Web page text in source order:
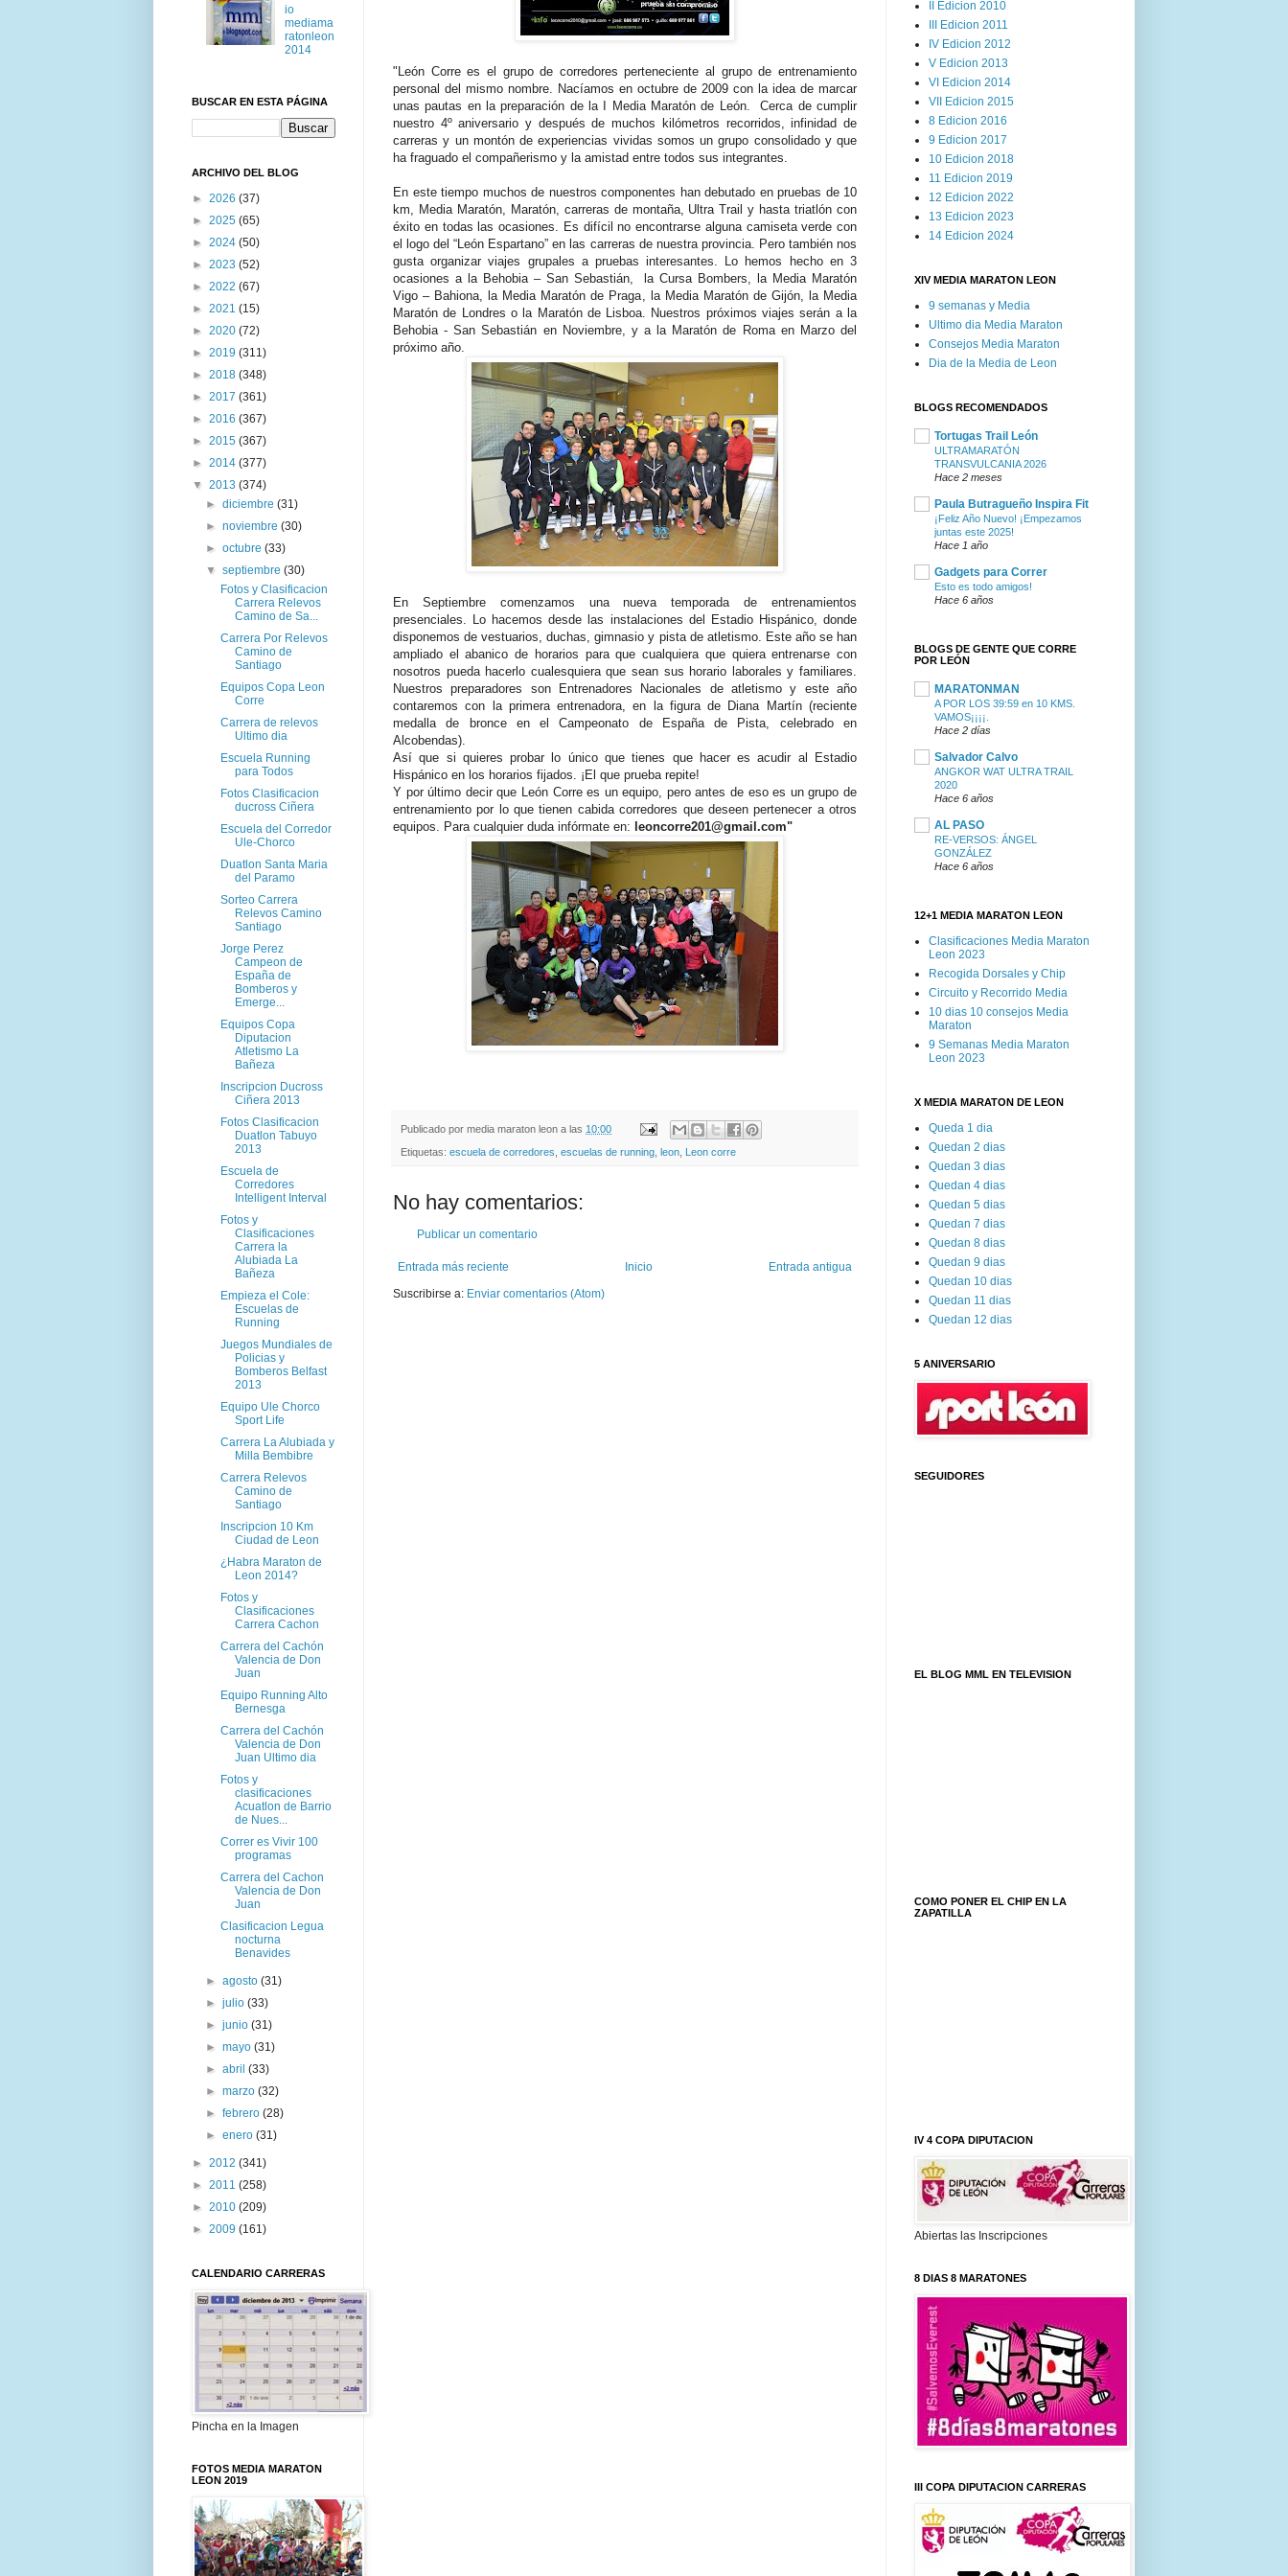
" León Corre es el grupo de corredores perteneciente al grupo de entrenamiento
personal del mismo nombre. Nacíamos en octubre de 2009 con la idea de marcar
unas pautas en la preparación de la I Media Maratón de León.
Cerca de cumplir
nuestro 4º aniversario y después de muchos kilómetros recorridos, infinidad de
carreras y un montón de experiencias vividas somos un grupo consolidado y que
ha fraguado el compañerismo y la amistad entre todos sus integrantes.
En este tiempo muchos de nuestros componentes han debutado en pruebas de 10
km, Media Maratón, Maratón, carreras de montaña, Ultra Trail y hasta triatlón con
éxito en todas las ocasiones. Es difícil no encontrarse alguna camiseta verde con
el logo del “León Espartano” en las carreras de nuestra provincia. Pero también nos
gusta organizar viajes grupales a pruebas interesantes. Lo hemos hecho en 3
ocasiones a la Behobia – San Sebastián, la Cursa Bombers, la Media Maratón
Vigo – Bahiona, la Media Maratón de Praga, la Media Maratón de Gijón, la Media
Maratón de Londres o la Maratón de Lisboa. Nuestros próximos viajes serán a la
Behobia - San Sebastián en Noviembre, y a la Maratón de Roma en Marzo del
próximo año.
En Septiembre comenzamos una nueva temporada de entrenamientos
presenciales. Lo hacemos desde las instalaciones del Estadio Hispánico, donde
disponemos de vestuarios, duchas, gimnasio y pista de atletismo. Este año se han
ampliado el abanico de horarios para que cualquiera que quiera entrenarse con
nosotros pueda hacerlo cualesquiera que sean sus horario laborales y familiares.
Nuestros preparadores son Entrenadores Nacionales de atletismo y este año
contaremos con la primera entrenadora, en la figura de Diana Martín (reciente
medalla de bronce en el Campeonato de España de Pista, celebrado en
Alcobendas).
Así que si quieres probar lo único que tienes que hacer es acudir al Estadio
Hispánico en los horarios fijados. ¡El que prueba repite!
Y por último decir que León Corre es un equipo, pero antes de eso es un grupo de
entrenamiento por lo que tienen cabida corredores que deseen pertenecer a otros
equipos. Para cualquier duda infórmate en: leoncorre201@gmail.com"
Publicado por media maraton leon a las 10:00
Etiquetas: escuela de corredores escuelas de running leon Leon corre
No hay comentarios:
Publicar un comentario
Entrada más reciente Entrada antigua
Inicio
Suscribirse a: Enviar comentarios (Atom)
io
mediama
ratonleon
2014
BUSCAR EN ESTA PÁGINA
ARCHIVO DEL BLOG
► 2026 (37)
► 2025 (65)
► 2024 (50)
► 2023 (52)
► 2022 (67)
► 2021 (15)
► 2020 (72)
► 2019 (311)
► 2018 (348)
► 2017 (361)
► 2016 (367)
► 2015 (367)
► 2014 (377)
▼ 2013 (374)
►diciembre(31)
►noviembre(30)
►octubre(33)
▼septiembre(30)
Fotos y Clasificacion
Carrera Relevos
Camino de Sa...
Carrera Por Relevos
Camino de
Santiago
Equipos Copa Leon
Corre
Carrera de relevos
Ultimo dia
Escuela Running
para Todos
Fotos Clasificacion
ducross Ciñera
Escuela del Corredor
Ule-Chorco
Duatlon Santa Maria
del Paramo
Sorteo Carrera
Relevos Camino
Santiago
Jorge Perez
Campeon de
España de
Bomberos y
Emerge...
Equipos Copa
Diputacion
Atletismo La
Bañeza
Inscripcion Ducross
Ciñera 2013
Fotos Clasificacion
Duatlon Tabuyo
2013
Escuela de
Corredores
Intelligent Interval
Fotos y
Clasificaciones
Carrera la
Alubiada La
Bañeza
Empieza el Cole:
Escuelas de
Running
Juegos Mundiales de
Policias y
Bomberos Belfast
2013
Equipo Ule Chorco
Sport Life
Carrera La Alubiada y
Milla Bembibre
Carrera Relevos
Camino de
Santiago
Inscripcion 10 Km
Ciudad de Leon
¿Habra Maraton de
Leon 2014?
Fotos y
Clasificaciones
Carrera Cachon
Carrera del Cachón
Valencia de Don
Juan
Equipo Running Alto
Bernesga
Carrera del Cachón
Valencia de Don
Juan Ultimo dia
Fotos y
clasificaciones
Acuatlon de Barrio
de Nues...
Correr es Vivir 100
programas
Carrera del Cachon
Valencia de Don
Juan
Clasificacion Legua
nocturna
Benavides
►agosto(31)
►julio(33)
►junio(31)
►mayo(31)
►abril(33)
►marzo(32)
►febrero(28)
►enero(31)
► 2012 (341)
► 2011 (258)
► 2010 (209)
► 2009 (161)
CALENDARIO CARRERAS
Pincha en la Imagen
FOTOS MEDIA MARATON
LEON 2019
II Edicion 2010
III Edicion 2011
IV Edicion 2012
V Edicion 2013
VI Edicion 2014
VII Edicion 2015
8 Edicion 2016
9 Edicion 2017
10 Edicion 2018
11 Edicion 2019
12 Edicion 2022
13 Edicion 2023
14 Edicion 2024
XIV MEDIA MARATON LEON
9 semanas y Media
Ultimo dia Media Maraton
Consejos Media Maraton
Dia de la Media de Leon
BLOGS RECOMENDADOS
Tortugas Trail León
ULTRAMARATÓN
TRANSVULCANIA 2026
Hace 2 meses
Paula Butragueño Inspira Fit
¡Feliz Año Nuevo! ¡Empezamos
juntas este 2025!
Hace 1 año
Gadgets para Correr
Esto es todo amigos!
Hace 6 años
BLOGS DE GENTE QUE CORRE
POR LEÓN
MARATONMAN
A POR LOS 39:59 en 10 KMS.
VAMOS¡¡¡¡.
Hace 2 días
Salvador Calvo
ANGKOR WAT ULTRA TRAIL
2020
Hace 6 años
AL PASO
RE-VERSOS: ÁNGEL
GONZÁLEZ
Hace 6 años
12+1 MEDIA MARATON LEON
Clasificaciones Media Maraton
Leon 2023
Recogida Dorsales y Chip
Circuito y Recorrido Media
10 dias 10 consejos Media
Maraton
9 Semanas Media Maraton
Leon 2023
X MEDIA MARATON DE LEON
Queda 1 dia
Quedan 2 dias
Quedan 3 dias
Quedan 4 dias
Quedan 5 dias
Quedan 7 dias
Quedan 8 dias
Quedan 9 dias
Quedan 10 dias
Quedan 11 dias
Quedan 12 dias
5 ANIVERSARIO
SEGUIDORES
EL BLOG MML EN TELEVISION
COMO PONER EL CHIP EN LA
ZAPATILLA
IV 4 COPA DIPUTACION
Abiertas las Inscripciones
8 DIAS 8 MARATONES
III COPA DIPUTACION CARRERAS